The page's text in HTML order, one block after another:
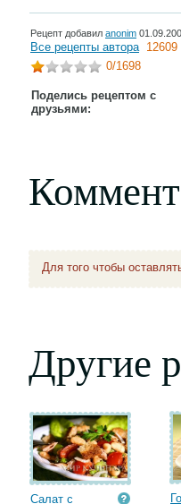
Рецепт добавил anonim
Все рецепты автора 12609
0/1698
Поделись рецептом с
друзьями:
Для того чтобы
Другие
Салат с